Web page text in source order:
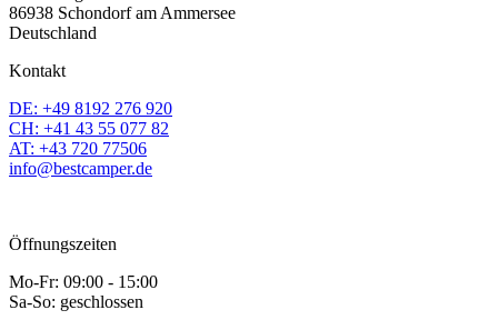
86938 Schondorf am Ammersee
Deutschland
Kontakt
DE: +49 8192 276 920
CH: +41 43 55 077 82
AT: +43 720 77506
info@bestcamper.de
Öffnungszeiten
Mo-Fr: 09:00 - 15:00
Sa-So: geschlossen